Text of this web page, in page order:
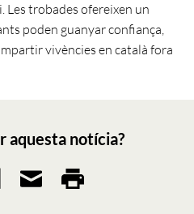
Les trobades ofereixen un
poden guanyar confiança,
vivències en català fora
aquesta notícia?